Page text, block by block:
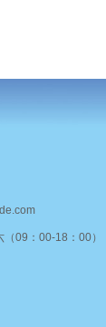
09：00-18：00）